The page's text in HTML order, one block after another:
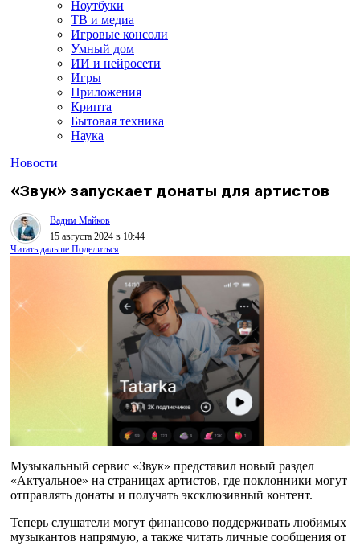
Ноутбуки
ТВ и медиа
Игровые консоли
Умный дом
ИИ и нейросети
Игры
Приложения
Крипта
Бытовая техника
Наука
Новости
«Звук» запускает донаты для артистов
Вадим Майков
15 августа 2024 в 10:44
Читать дальше Поделиться
Музыкальный сервис «Звук» представил новый раздел
«Актуальное» на страницах артистов, где поклонники могут
отправлять донаты и получать эксклюзивный контент.
Теперь слушатели могут финансово поддерживать любимых
музыкантов напрямую, а также читать личные сообщения от